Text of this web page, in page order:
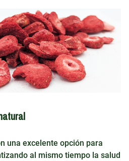
una excelente opción para
al mismo tiempo la salud